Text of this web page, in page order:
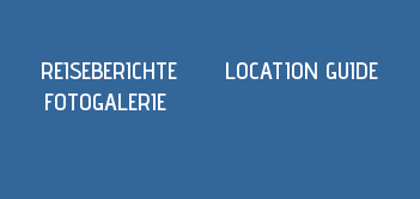
REISEBERICHTE
LOCATION GUIDE
FOTOGALERIE